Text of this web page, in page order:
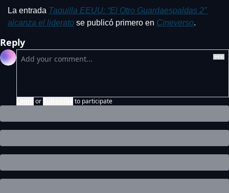
La entrada Taquilla EEUU: “El Otro Guardaespaldas 2”
alcanza el liderato se publicó primero en Cineverso.
Reply
or to participate